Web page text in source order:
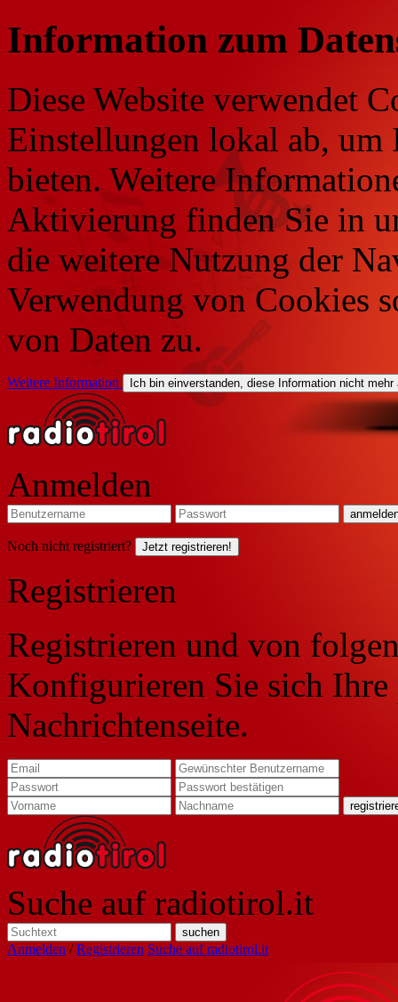
Information zum
Diese Website verwendet
Einstellungen lokal ab, um
bieten. Weitere
Aktivierung finden Sie in
die weitere Nutzung der
Verwendung von Cookies
von Daten zu.
Weitere Information Ich bin einverstanden, diese Information nicht mehr
Anmelden
Noch nicht registriert? Jetzt registrieren!
Registrieren
Registrieren und von
Konfigurieren Sie sich
Nachrichtenseite.
Suche auf radiotirol.it
Anmelden /Registrieren Suche auf radiotirol.it